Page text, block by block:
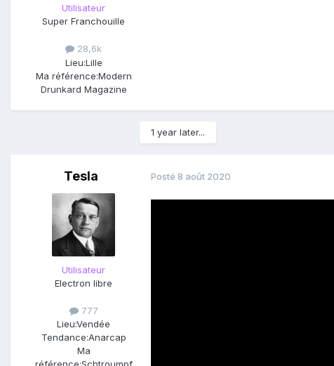
Utilisateur
Super Franchouille
28,6k
Lieu:Lille
Ma référence:Modern
Drunkard Magazine
1 year later...
Tesla
Utilisateur
Electron libre
777
Lieu:Vendée
Tendance:Anarcap
Ma
référence:Schtroumpf
Posté 8 août 2020